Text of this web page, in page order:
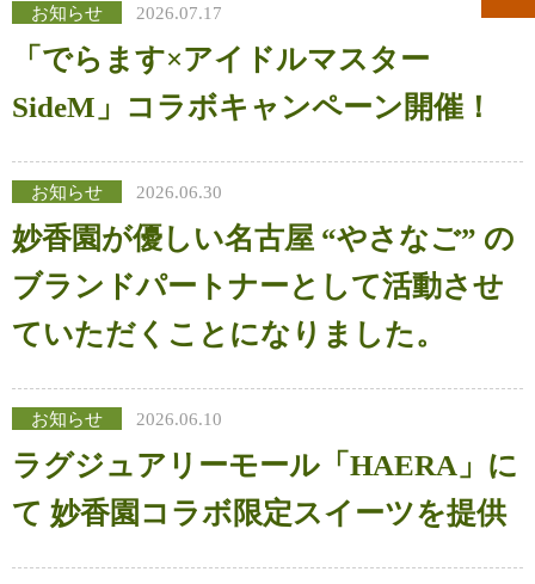
お知らせ 2026.07.17
「でらます×アイドルマスター
SideM」コラボキャンペーン開催！
お知らせ 2026.06.30
妙香園が優しい名古屋 “やさなご” の
ブランドパートナーとして活動させ
ていただくことになりました。
お知らせ 2026.06.10
ラグジュアリーモール「HAERA」に
て 妙香園コラボ限定スイーツを提供